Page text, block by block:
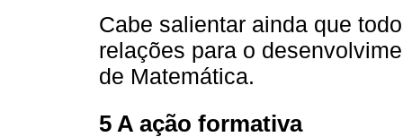
Cabe salientar ainda que
relações para o
de Matemática.
5 A ação formativa